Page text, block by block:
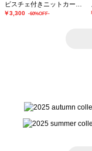
￥3,300 -60%OFF-